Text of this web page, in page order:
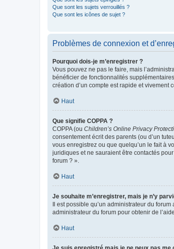
Que sont les sujets verrouillés ?
Que sont les icônes de sujet ?
Problèmes de connexion et
Pourquoi dois-je m’enregistrer ?
Vous pouvez ne pas le faire, mais
bénéficier de fonctionnalités
création d’un compte est rapide et vivement
Haut
Que signifie COPPA ?
COPPA (ou Children’s Online Privacy
consentement écrit des parents (ou d’un
vous enregistrez ou que quelqu’un le fait à
juridiques et ne sauraient être contactés
forum ? ».
Haut
Je souhaite m’enregistrer, mais je n’y
Il est possible qu’un administrateur du
administrateur du forum pour obtenir de
Haut